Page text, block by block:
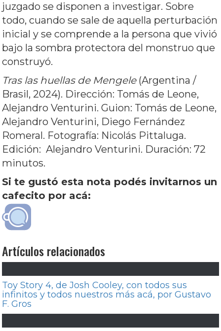
juzgado se disponen a investigar. Sobre
todo, cuando se sale de aquella perturbación
inicial y se comprende a la persona que vivió
bajo la sombra protectora del monstruo que
construyó.
Tras las huellas de Mengele(Argentina /
Brasil, 2024). Dirección: Tomás de Leone,
Alejandro Venturini. Guion: Tomás de Leone,
Alejandro Venturini, Diego Fernández
Romeral. Fotografía: Nicolás Pittaluga.
Edición: Alejandro Venturini. Duración: 72
minutos.
Si te gustó esta nota podés invitarnos un
cafecito por acá:
Artículos relacionados
Toy Story 4, de Josh Cooley, con todos sus
infinitos y todos nuestros más acá, por Gustavo
F. Gros